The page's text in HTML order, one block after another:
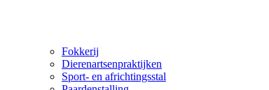
Fokkerij
Dierenartsenpraktijken
Sport- en africhtingsstal